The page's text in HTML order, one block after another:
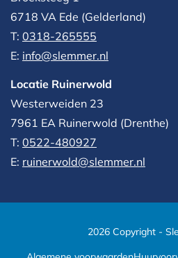
6718 VA Ede (Gelderland)
T: 0318-265555
E: info@slemmer.nl
Locatie Ruinerwold
Westerweiden 23
7961 EA Ruinerwold (Drenthe)
T: 0522-480927‬
E: ruinerwold@slemmer.nl
2026 Copyright -